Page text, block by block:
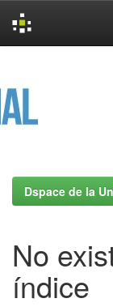
Dspace de la
No
índice